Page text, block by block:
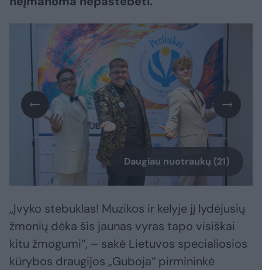
Daugiau nuotraukų (21)
„Įvyko stebuklas! Muzikos ir kelyje jį lydėjusių
žmonių dėka šis jaunas vyras tapo visiškai
kitu žmogumi“, – sakė Lietuvos specialiosios
kūrybos draugijos „Guboja“ pirmininkė